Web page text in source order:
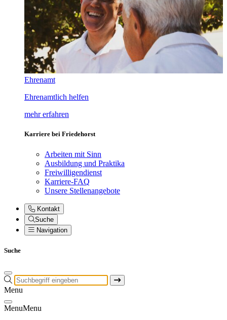
Ehrenamt
Ehrenamtlich helfen
mehr erfahren
Karriere bei Friedehorst
Arbeiten mit Sinn
Ausbildung und Praktika
Freiwilligendienst
Karriere-FAQ
Unsere Stellenangebote
Kontakt
Suche
Navigation
Suche
Menu
MenuMenu